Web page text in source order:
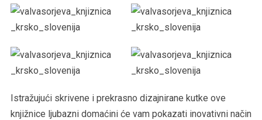
Istražujući skrivene i prekrasno dizajnirane kutke ove
knjižnice ljubazni domaćini će vam pokazati inovativni način